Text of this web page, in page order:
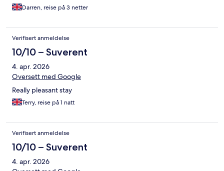
Darren, reise på 3 netter
Verifisert anmeldelse
10/10 – Suverent
4. apr. 2026
Oversett med Google
Really pleasant stay
Terry, reise på 1 natt
Verifisert anmeldelse
10/10 – Suverent
4. apr. 2026